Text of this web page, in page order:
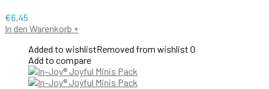
€6,45
In den Warenkorb +
Added to wishlistRemoved from wishlist 0
Add to compare